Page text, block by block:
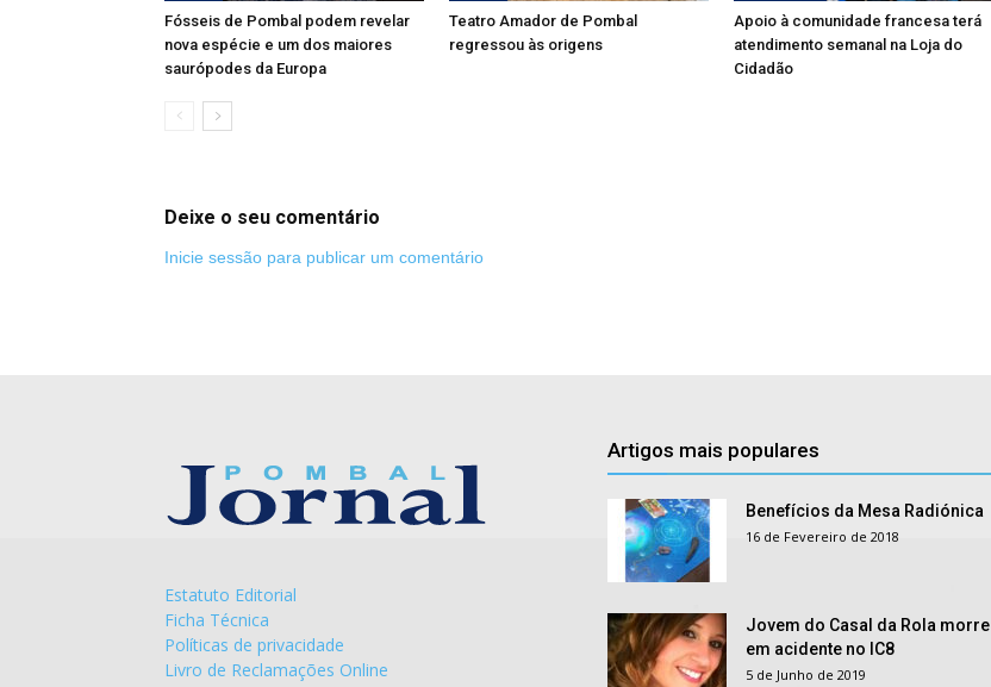
Fósseis de Pombal podem revelar
nova espécie e um dos maiores
saurópodes da Europa
Teatro Amador de Pombal
regressou às origens
Apoio à comunidade francesa terá
atendimento semanal na Loja do
Cidadão
Deixe o seu comentário
Inicie sessão para publicar um comentário
Estatuto Editorial
Ficha Técnica
Políticas de privacidade
Livro de Reclamações Online
Artigos mais populares
Benefícios da Mesa Radiónica
16 de Fevereiro de 2018
Jovem do Casal da Rola morre
em acidente no IC8
5 de Junho de 2019